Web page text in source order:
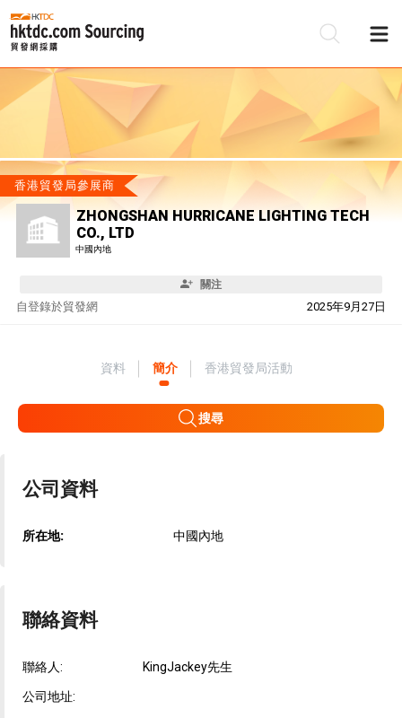
香港貿發局參展商
ZHONGSHAN HURRICANE LIGHTING TECH
CO., LTD
中國內地
關注
自 2025年9月27日
登錄於貿發網
資料 簡介 香港貿發局活動
搜尋
公司資料
所在地: 中國內地
聯絡資料
聯絡人: KingJackey先生
公司地址: